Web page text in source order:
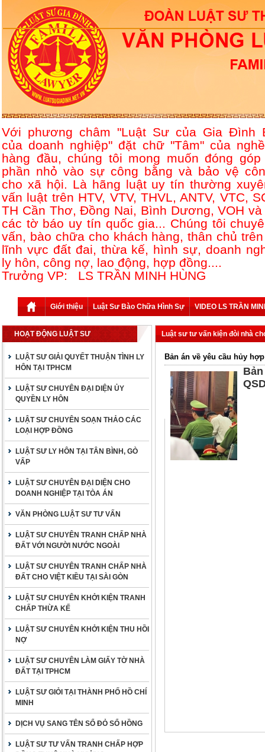
Với phương châm "Luật Sư của Gia Đình
của doanh nghiệp" đặt chữ "Tâm" của
hàng đầu, chúng tôi mong muốn đóng góp
phần nhỏ vào sự công bằng và bảo vệ
cho xã hội. Là hãng luật uy tín thường
vấn luật trên HTV, VTV, THVL, ANTV, VTC,
TH Cần Thơ, Đồng Nai, Bình Dương, VOH và
các tờ báo uy tín quốc gia... Chúng tôi
vấn, bào chữa cho khách hàng, thân chủ
lĩnh vực đất đai, thừa kế, hình sự, doanh
ly hôn, công nợ, lao động, hợp đồng....
Trưởng VP: LS TRẦN MINH HÙNG
Giới thiệu Luật Sư Bào Chữa Hình Sự VIDEO LS TRẦN
HOẠT ĐỘNG LUẬT SƯ
LUẬT SƯ GIẢI QUYẾT THUẬN TÌNH LY
HÔN TẠI TPHCM
LUẬT SƯ CHUYÊN ĐẠI DIỆN ỦY
QUYỀN LY HÔN
LUẬT SƯ CHUYÊN SOẠN THẢO CÁC
LOẠI HỢP ĐỒNG
LUẬT SƯ LY HÔN TẠI TÂN BÌNH, GÒ
VẤP
LUẬT SƯ CHUYÊN ĐẠI DIỆN CHO
DOANH NGHIỆP TẠI TÒA ÁN
VĂN PHÒNG LUẬT SƯ TƯ VẤN
LUẬT SƯ CHUYÊN TRANH CHẤP NHÀ
ĐẤT VỚI NGƯỜI NƯỚC NGOÀI
LUẬT SƯ CHUYÊN TRANH CHẤP NHÀ
ĐẤT CHO VIỆT KIỀU TẠI SÀI GÒN
LUẬT SƯ CHUYÊN KHỞI KIỆN TRANH
CHẤP THỪA KẾ
LUẬT SƯ CHUYÊN KHỞI KIỆN THU HỒI
NỢ
LUẬT SƯ CHUYÊN LÀM GIẤY TỜ NHÀ
ĐẤT TẠI TPHCM
LUẬT SƯ GIỎI TẠI THÀNH PHỐ HỒ CHÍ
MINH
DỊCH VỤ SANG TÊN SỔ ĐỎ SỔ HỒNG
LUẬT SƯ TƯ VẤN TRANH CHẤP HỢP
Luật sư tư vấn kiện đòi nhà
Bản án về yêu cầu hủy